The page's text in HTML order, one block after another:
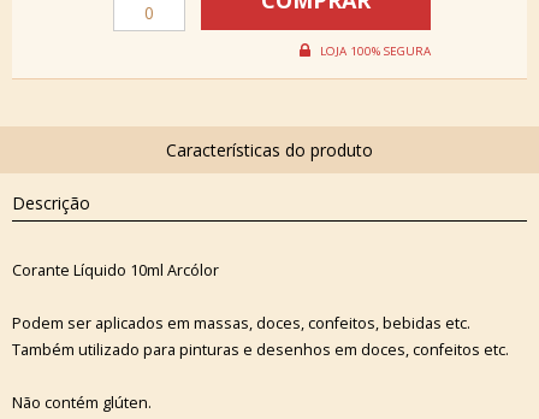
Descrição
Corante Líquido 10ml Arcólor
Podem ser aplicados em massas, doces, confeitos, bebidas etc.
Também utilizado para pinturas e desenhos em doces, confeitos etc.
Não contém glúten.